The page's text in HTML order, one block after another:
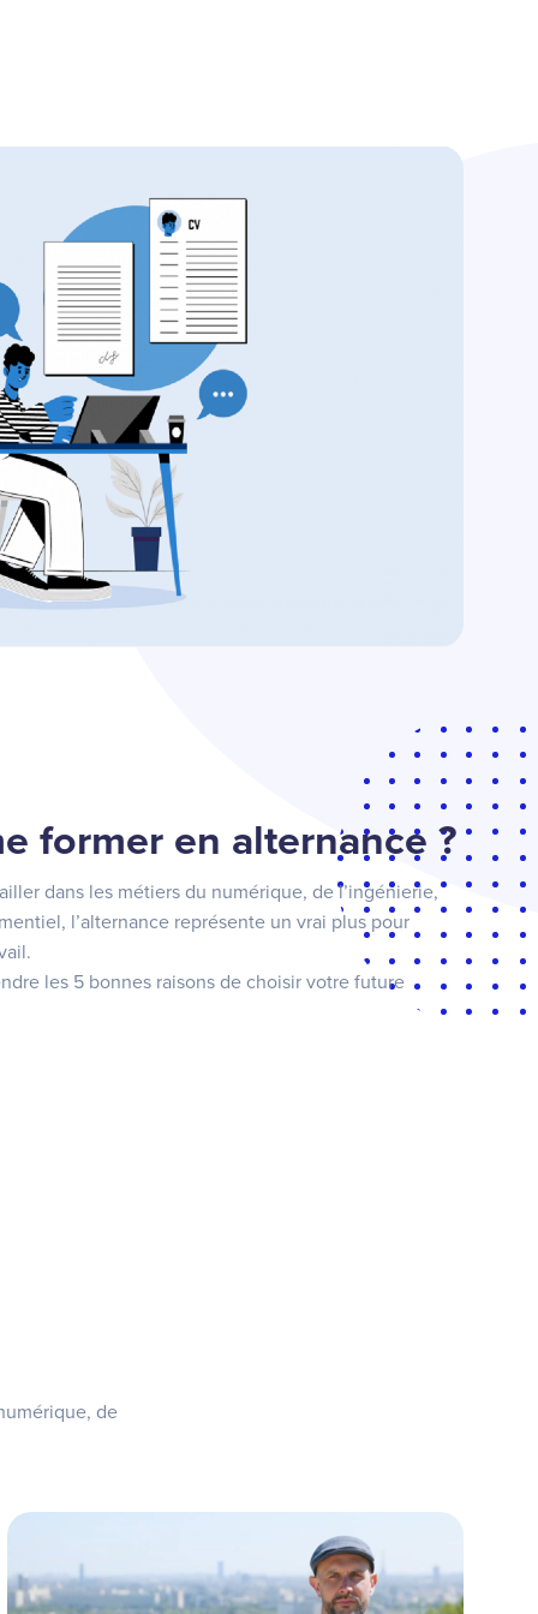
former en alternance ?
dans les métiers du numérique, de l’ingénierie,
l’alternance représente un vrai plus pour
les 5 bonnes raisons de choisir votre future
de